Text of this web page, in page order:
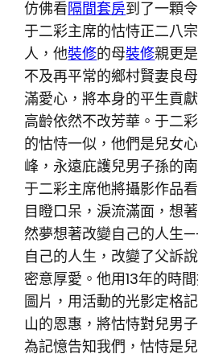
仿佛看隔間套房到了一顆
于二彩主席的怙恃正二八
人，他裝修的母裝修親更
不及再平常的鄉村賢妻良
滿愛心，將本身的平生貢
高齡依然不改芳華。于二
的怙恃一似，他們是兒女
峰，永遠庇護兒男子孫的
于二彩主席他將攝影作品
目瞪口呆，淚流滿面，想
然夢想著改變自己的人生
自己的人生，改變了父訴
密意厚愛。他用13年的時
圖片，用活動的光影定格
山的恩惠，將怙恃對兒男
為記憶告知我們，怙恃是